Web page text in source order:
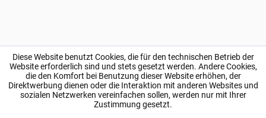
Diese Website benutzt Cookies, die für den technischen Betrieb der
Website erforderlich sind und stets gesetzt werden. Andere Cookies,
die den Komfort bei Benutzung dieser Website erhöhen, der
Direktwerbung dienen oder die Interaktion mit anderen Websites und
sozialen Netzwerken vereinfachen sollen, werden nur mit Ihrer
Zustimmung gesetzt.